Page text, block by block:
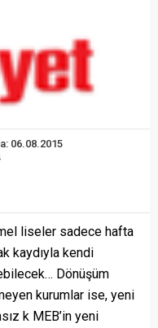
06.08.2015
liseler sadece hafta
kaydıyla kendi
Dönüşüm
kurumlar ise, yeni
k MEB’in yeni